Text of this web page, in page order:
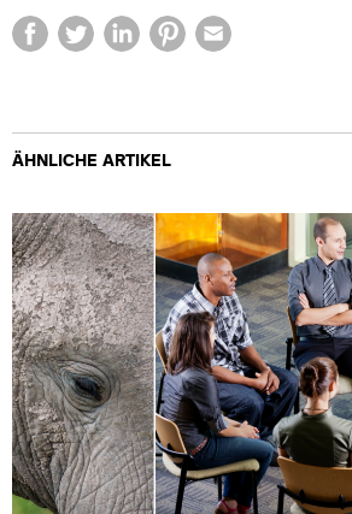
ÄHNLICHE ARTIKEL